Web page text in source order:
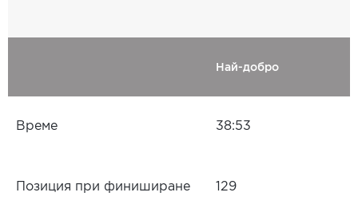
Най-добро
Време 38:53
Позиция при финиширане 129